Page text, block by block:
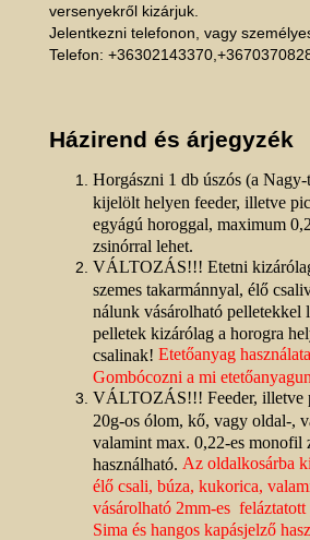
versenyekről kizárjuk.
Jelentkezni telefonon, vagy
Telefon:
Házirend és árjegyzék
Horgászni 1 db úszós (a
kijelölt helyen feeder, illetve
egyágú horoggal, maximum
zsinórral lehet.
VÁLTOZÁS!!! Etetni
szemes takarmánnyal, élő
nálunk vásárolható pelletekkel
pelletek kizárólag a horogra
csalinak! Etetőanyag
Gombócozni a mi
VÁLTOZÁS!!! Feeder, illetve
20g-os ólom, kő, vagy oldal-,
valamint max. 0,22-es monofil
használható. Az oldalkosárba
élő csali, búza, kukorica,
vásárolható 2mm-es feláztatott
Sima és hangos kapásjelző